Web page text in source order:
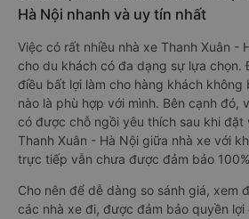
Hà Nội nhanh và uy tín nhất
Việc có rất nhiều nhà xe Thanh Xuân -
cho du khách có đa dạng sự lựa chọn.
điều bất lợi làm cho hàng khách không
nào là phù hợp với mình. Bên cạnh đó,
có được chỗ ngồi yêu thích sau khi
Thanh Xuân - Hà Nội giữa nhà xe với
trực tiếp vẫn chưa được đảm bảo
Cho nên để dễ dàng so sánh giá, xem
các nhà xe đi, được đảm bảo quyền